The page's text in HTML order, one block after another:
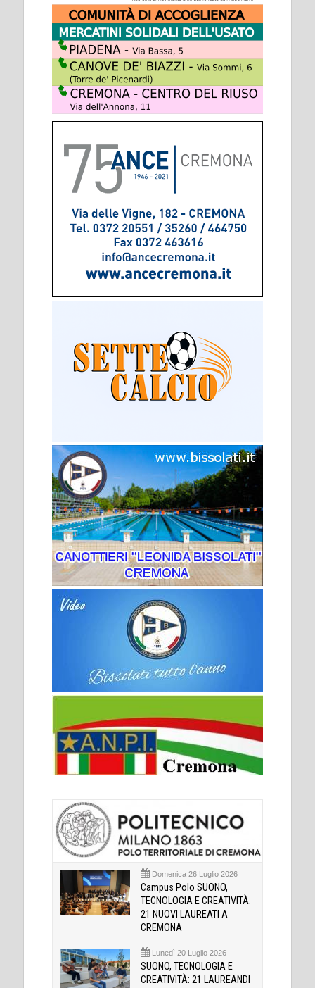
Domenica 26 Luglio 2026
Campus Polo SUONO,
TECNOLOGIA E CREATIVITÀ:
21 NUOVI LAUREATI A
CREMONA
Lunedì 20 Luglio 2026
SUONO, TECNOLOGIA E
CREATIVITÀ: 21 LAUREANDI